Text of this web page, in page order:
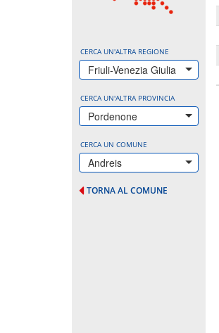
CERCA UN'ALTRA REGIONE
Friuli-Venezia Giulia
CERCA UN'ALTRA PROVINCIA
Pordenone
CERCA UN COMUNE
Andreis
TORNA AL COMUNE